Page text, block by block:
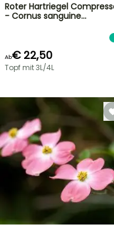
Roter Hartriegel
- Cornus sanguine…
Ab€ 22,50
Topf mit 3L/4L